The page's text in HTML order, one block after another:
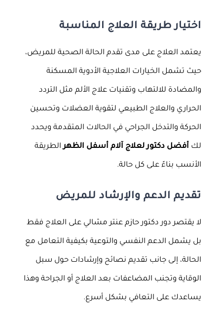
اختيار طريقة العلاج المناسبة
يعتمد العلاج على مدى تقدم الحالة الصحية للمريض،
حيث تشمل الخيارات العلاجية الأدوية المسكنة
والمضادة للالتهاب وتقنيات علاج الألم مثل التردد
الحراري والعلاج الطبيعي لتقوية العضلات وتحسين
الحركة والتدخل الجراحي في الحالات المتقدمة ويحدد
لك أفضل دكتور لعلاج آلام أسفل الظهرالطريقة
الأنسب بناءً على كل حالة.
تقديم الدعم والإرشاد للمريض
لا يقتصر دور دكتور حازم عنتر مشالي على العلاج فقط
بل يشمل الدعم النفسي والتوعية بكيفية التعامل مع
الحالة، إلى جانب تقديم نصائح وإرشادات حول سبل
الوقاية وتجنب المضاعفات بعد العلاج أو الجراحة وهذا
يساعدك على التعافي بشكل أسرع.